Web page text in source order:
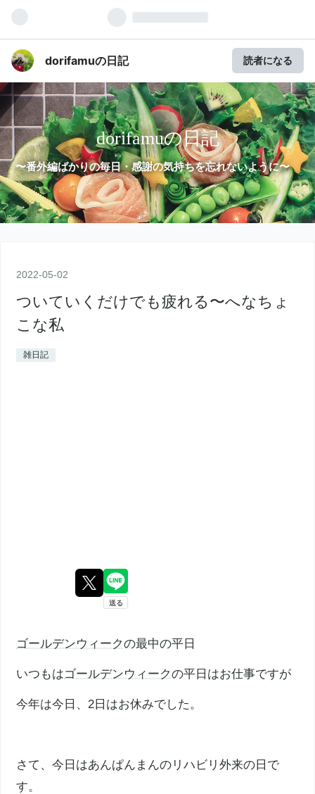
dorifamuの日記 読者になる
dorifamuの日記
〜番外編ばかりの毎日・感謝の気持ちを忘れないように〜
2022-05-02
ついていくだけでも疲れる〜へなちょ
こな私
雑日記
ゴールデンウィークの最中の平日
いつもはゴールデンウィークの平日はお仕事ですが
今年は今日、2日はお休みでした。
さて、今日はあんぱんまんのリハビリ外来の日で
す。